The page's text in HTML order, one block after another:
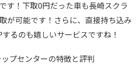
す！下取0円だった車も長崎スクラ
が可能です！さらに、直接持ち込み
るのも嬉しいサービスですね！
プセンターの特徴と評判